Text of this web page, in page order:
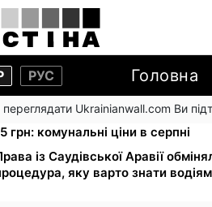
РУС Головна
Ukrainianwall.com Ви
на воду злетіли до 91,24
грн: комунальні ціни в серпні
із Саудівської Аравії
яку варто знати водіям